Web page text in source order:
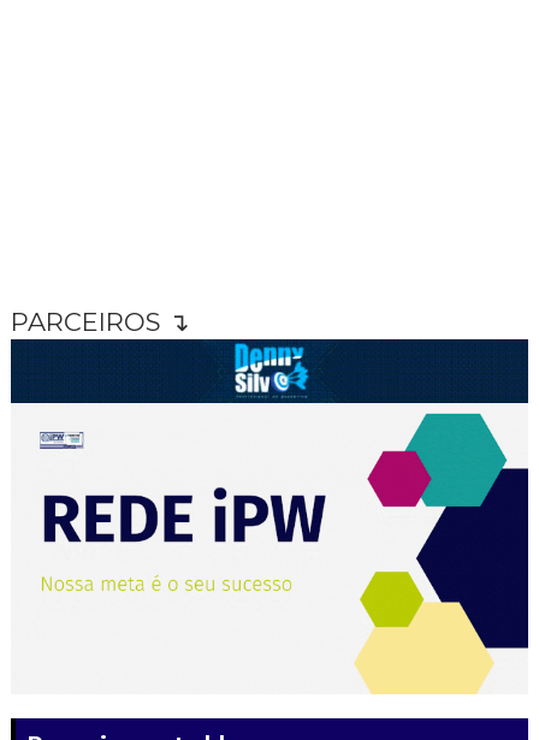
PARCEIROS ↴